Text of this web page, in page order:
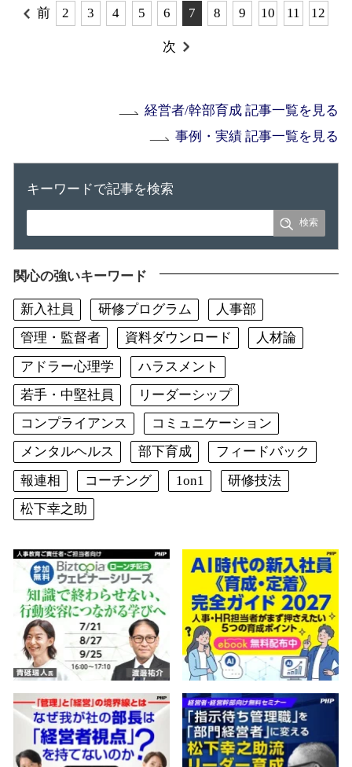
前 2 3 4 5 6 7 8 9 10 11 12
次
経営者/幹部育成 記事一覧を見る
事例・実績 記事一覧を見る
キーワードで記事を検索
関心の強いキーワード
新入社員 研修プログラム
人事部
管理・監督者
資料ダウンロード
人材論
アドラー心理学
ハラスメント
若手・中堅社員
リーダーシップ
コンプライアンス
コミュニケーション
メンタルヘルス
部下育成
フィードバック
報連相
コーチング 1on1
研修技法
松下幸之助